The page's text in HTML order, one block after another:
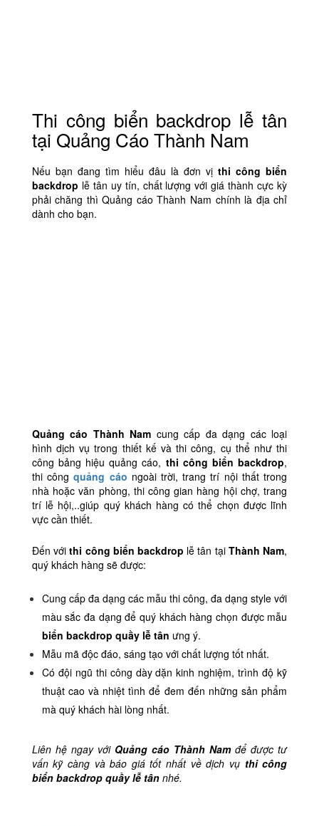
Thi công biển backdrop lễ tân
tại Quảng Cáo Thành Nam
Nếu bạn đang tìm hiểu đâu là đơn vị thi công biển
backdrop lễ tân uy tín, chất lượng với giá thành cực kỳ
phải chăng thì Quảng cáo Thành Nam chính là địa chỉ
dành cho bạn.
Quảng cáo Thành Nam cung cấp đa dạng các loại
hình dịch vụ trong thiết kế và thi công, cụ thể như thi
công bảng hiệu quảng cáo, thi công biển backdrop,
thi côngquảng cáo ngoài trời, trang trí nội thất trong
nhà hoặc văn phòng, thi công gian hàng hội chợ, trang
trí lễ hội,..giúp quý khách hàng có thể chọn được lĩnh
vực cần thiết.
Đến với thi công biển backdrop lễ tân tại Thành Nam,
quý khách hàng sẽ được:
Cung cấp đa dạng các mẫu thi công, đa dạng style với
màu sắc đa dạng để quý khách hàng chọn được mẫu
biển backdrop quầy lễ tân ưng ý.
Mẫu mã độc đáo, sáng tạo với chất lượng tốt nhất.
Có đội ngũ thi công dày dặn kinh nghiệm, trình độ kỹ
thuật cao và nhiệt tình để đem đến những sản phẩm
mà quý khách hài lòng nhất.
Liên hệ ngay với Quảng cáo Thành Namđể được tư
vấn kỹ càng và báo giá tốt nhất về dịch vụ thi công
biển backdrop quầy lễ tânnhé.